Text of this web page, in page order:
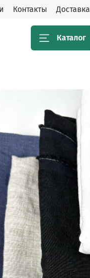
Контакты Доставка
Каталог